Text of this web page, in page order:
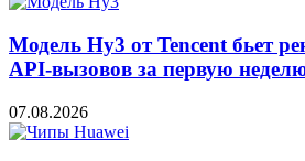
Модель Hy3 от Tencent бьет
API-вызовов за первую
07.08.2026